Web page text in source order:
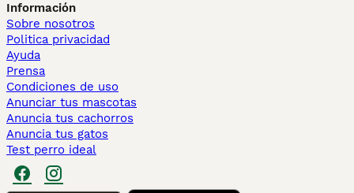
Información
Sobre nosotros
Politica privacidad
Ayuda
Prensa
Condiciones de uso
Anunciar tus mascotas
Anuncia tus cachorros
Anuncia tus gatos
Test perro ideal